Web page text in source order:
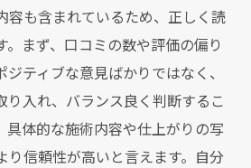
容も含まれているため、正しく読
。まず、口コミの数や評価の偏り
ティブな意見ばかりではなく、
り入れ、バランス良く判断するこ
具体的な施術内容や仕上がりの写
り信頼性が高いと言えます。自分